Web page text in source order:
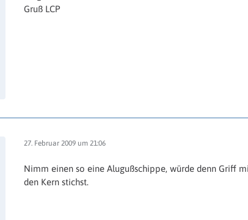
Gruß LCP
27. Februar 2009 um 21:06
Nimm einen so eine Alugußschippe, würde denn Griff
den Kern stichst.